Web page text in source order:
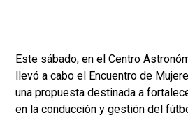
Este sábado, en el Centro
llevó a cabo el Encuentro de
una propuesta destinada a
en la conducción y gestión del